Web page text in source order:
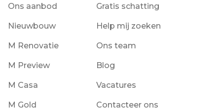
Ons aanbod
Nieuwbouw
M Renovatie
M Preview
M Casa
M Gold
Gratis schatting
Help mij zoeken
Ons team
Blog
Vacatures
Contacteer ons